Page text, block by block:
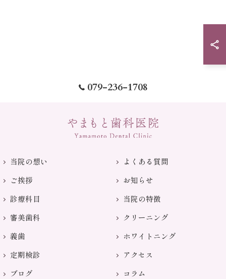
079-236-1708
当院の想い
よくある質問
ご挨拶
お知らせ
診療科目
当院の特徴
審美歯科
クリーニング
義歯
ホワイトニング
定期検診
アクセス
ブログ
コラム